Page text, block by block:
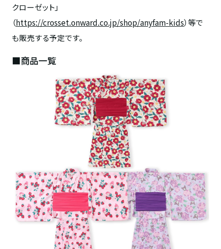
クローゼット」
（https://crosset.onward.co.jp/shop/anyfam-kids）等で
も販売する予定です。
■商品一覧